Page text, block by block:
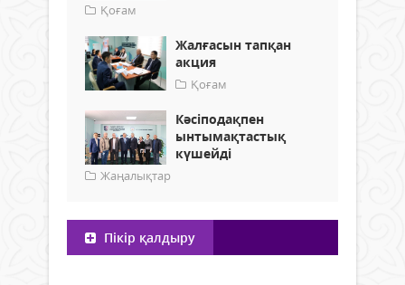
Қоғам
Жалғасын тапқан
акция
Қоғам
Кәсіподақпен
ынтымақтастық
күшейді
Жаңалықтар
Пікір қалдыру